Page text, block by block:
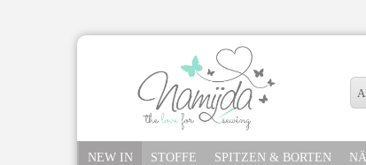
NEW IN STOFFE SPITZEN & BORTEN